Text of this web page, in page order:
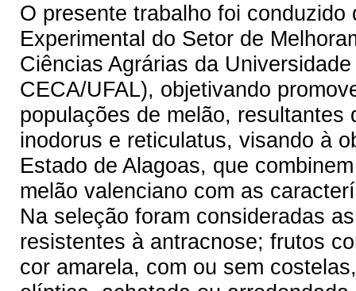
O presente trabalho foi
Experimental do Setor de
Ciências Agrárias da
CECA/UFAL), objetivando
populações de melão,
inodorus e reticulatus, visando à
Estado de Alagoas, que
melão valenciano com as
Na seleção foram consideradas
resistentes à antracnose; frutos
cor amarela, com ou sem